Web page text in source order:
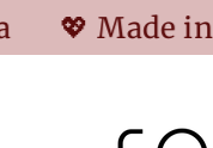
in Germany